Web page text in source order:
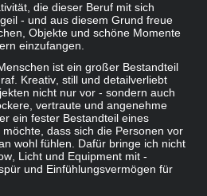
die dieser Beruf mit sich
- und aus diesem Grund freue
Objekte und schöne Momente
einzufangen.
ist ein großer Bestandteil
Kreativ, still und detailverliebt
nicht nur vor - sondern auch
vertraute und angenehme
ein fester Bestandteil eines
dass sich die Personen vor
wohl fühlen. Dafür bringe ich nicht
Licht und Equipment mit -
und Einfühlungsvermögen für